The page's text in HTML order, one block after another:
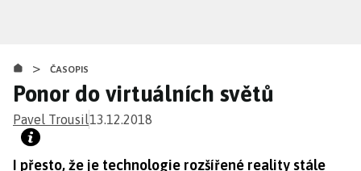
obsahu
> ČASOPIS
Ponor do virtuálních světů
Pavel Trousil13.12.2018
I přesto, že je technologie rozšířené reality stále